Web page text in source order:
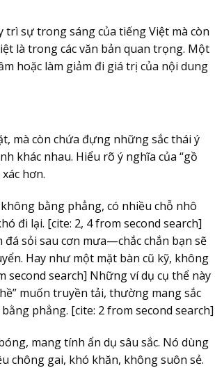
trì sự trong sáng của tiếng Việt mà còn
là trong các văn bản quan trọng. Một
hoặc làm giảm đi giá trị của nội dung
mà còn chứa đựng những sắc thái ý
khác nhau. Hiểu rõ ý nghĩa của “gồ
hơn.
bằng phẳng, có nhiều chỗ nhô
đi lại. [cite: 2, 4 from second search]
sỏi sau cơn mưa—chắc chắn bạn sẽ
Hay như một mặt bàn cũ kỹ, không
second search] Những ví dụ cụ thể này
muốn truyền tải, thường mang sắc
phẳng. [cite: 2 from second search]
mang tính ẩn dụ sâu sắc. Nó dùng
chông gai, khó khăn, không suôn sẻ.